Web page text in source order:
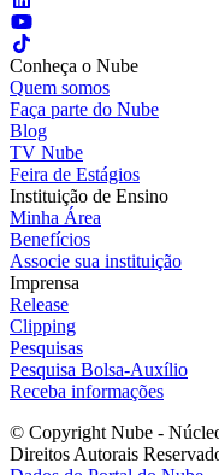
Conheça o Nube
Quem somos
Faça parte do Nube
Blog
TV Nube
Feira de Estágios
Instituição de Ensino
Minha Área
Benefícios
Associe sua instituição
Imprensa
Release
Clipping
Pesquisas
Pesquisa Bolsa-Auxílio
Receba informações
© Copyright Nube -
Direitos Autorais